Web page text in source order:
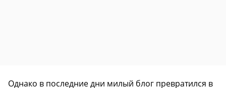
Однако в последние дни милый блог превратился в